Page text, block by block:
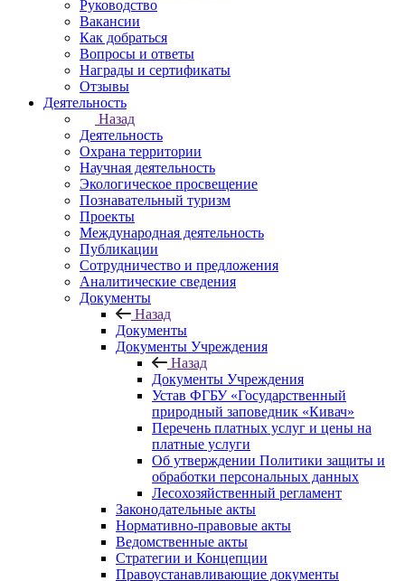
Руководство
Вакансии
Как добраться
Вопросы и ответы
Награды и сертификаты
Отзывы
Деятельность
Назад
Деятельность
Охрана территории
Научная деятельность
Экологическое просвещение
Познавательный туризм
Проекты
Международная деятельность
Публикации
Сотрудничество и предложения
Аналитические сведения
Документы
Назад
Документы
Документы Учреждения
Назад
Документы Учреждения
Устав ФГБУ «Государственный
природный заповедник «Кивач»
Перечень платных услуг и цены на
платные услуги
Об утверждении Политики защиты и
обработки персональных данных
Лесохозяйственный регламент
Законодательные акты
Нормативно-правовые акты
Ведомственные акты
Стратегии и Концепции
Правоустанавливающие документы